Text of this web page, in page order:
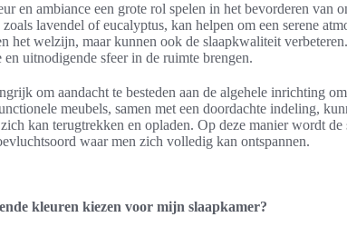
en ambiance een grote rol spelen in het bevorderen van
lavendel of eucalyptus, kan helpen om een serene
het welzijn, maar kunnen ook de slaapkwaliteit
en uitnodigende sfeer in de ruimte brengen.
om aandacht te besteden aan de algehele inrichting
meubels, samen met een doordachte indeling,
kan terugtrekken en opladen. Op deze manier wordt
waar men zich volledig kan ontspannen.
kleuren kiezen voor mijn slaapkamer?